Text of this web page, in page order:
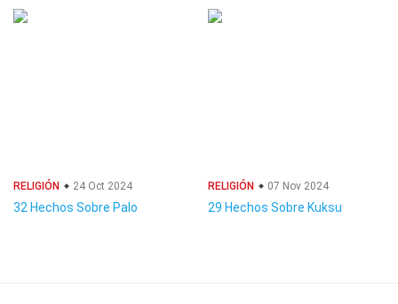
RELIGIÓN 24 Oct 2024
32 Hechos Sobre Palo
RELIGIÓN 07 Nov 2024
29 Hechos Sobre Kuksu